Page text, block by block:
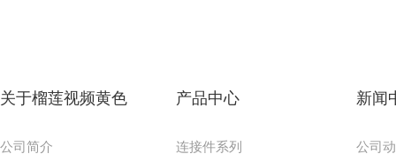
关于榴莲视频黄色
公司简介
产品中心
连接件系列
新闻
公司